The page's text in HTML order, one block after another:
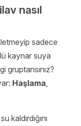
nasıl
sadece
kaynar suya
gruptansınız?
Haşlama
kaldırdığını